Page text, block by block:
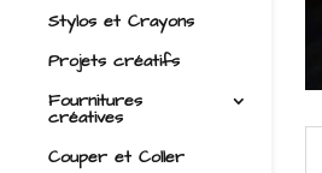
Stylos et Crayons
Projets créatifs
Fournitures
créatives
Couper et Coller